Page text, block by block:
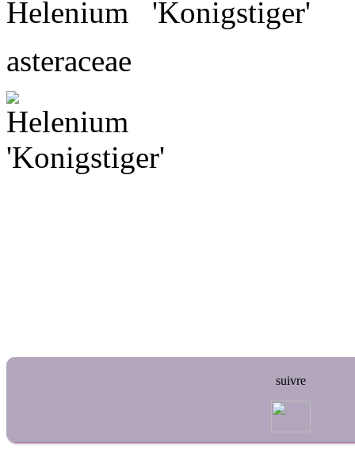
Helenium
'Konigstiger'
asteraceae
suivre